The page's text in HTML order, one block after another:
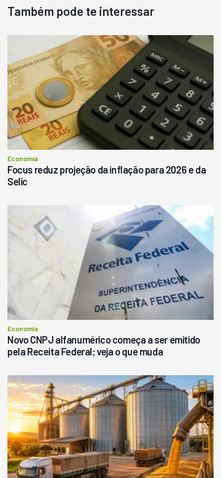
Também pode te interessar
Economia
Focus reduz projeção da inflação para 2026 e da
Selic
Economia
Novo CNPJ alfanumérico começa a ser emitido
pela Receita Federal; veja o que muda